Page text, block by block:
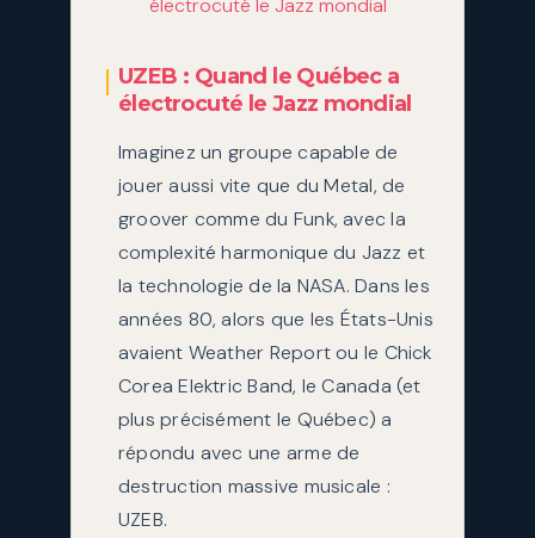
UZEB : Quand le Québec a
électrocuté le Jazz mondial
Imaginez un groupe capable de
jouer aussi vite que du Metal, de
groover comme du Funk, avec la
complexité harmonique du Jazz et
la technologie de la NASA. Dans les
années 80, alors que les États-Unis
avaient Weather Report ou le Chick
Corea Elektric Band, le Canada (et
plus précisément le Québec) a
répondu avec une arme de
destruction massive musicale :
UZEB.